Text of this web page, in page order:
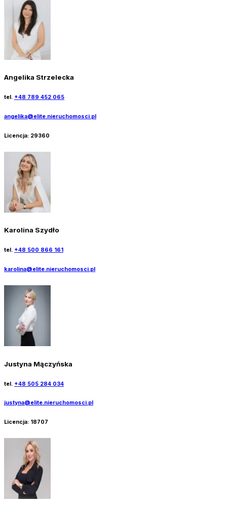
Angelika Strzelecka
tel. +48 789 452 065
angelika@elite.nieruchomosci.pl
Licencja: 29360
Karolina Szydło
tel. +48 500 866 161
karolina@elite.nieruchomosci.pl
Justyna Mączyńska
tel. +48 505 284 034
justyna@elite.nieruchomosci.pl
Licencja: 18707